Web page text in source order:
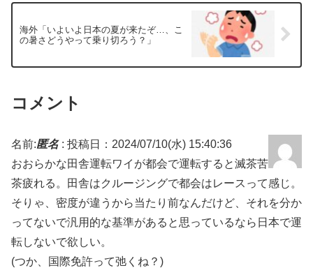
海外「いよいよ日本の夏が来たぞ…、こ
の暑さどうやって乗り切ろう？」
コメント
名前:匿名: 投稿日：2024/07/10(水) 15:40:36
おおらかな田舎運転ワイが都会で運転すると滅茶苦
茶疲れる。田舎はクルージングで都会はレースって感じ。
そりゃ、密度が違うから当たり前なんだけど、それを分か
ってないで汎用的な基準があると思っているなら日本で運
転しないで欲しい。
(つか、国際免許って弛くね？)